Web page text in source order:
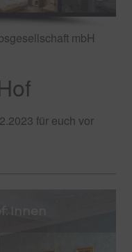
mbH
für euch vor
Superior